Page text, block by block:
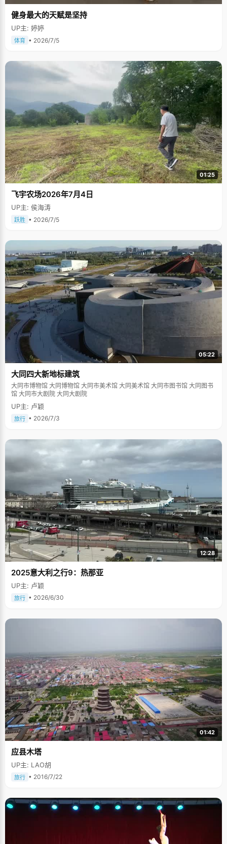
健身最大的天赋是坚持
UP主: 婷婷
体育 • 2026/7/5
01:25
飞宇农场2026年7月4日
UP主: 侯海涛
跃胜 • 2026/7/5
05:22
大同四大新地标建筑
大同市博物馆 大同博物馆 大同市美术馆 大同美术馆 大同市图书馆 大同图书
馆 大同市大剧院 大同大剧院
UP主: 卢颖
旅行 • 2026/7/3
12:28
2025意大利之行9：热那亚
UP主: 卢颖
旅行 • 2026/6/30
01:42
应县木塔
UP主: LAO胡
旅行 • 2016/7/22